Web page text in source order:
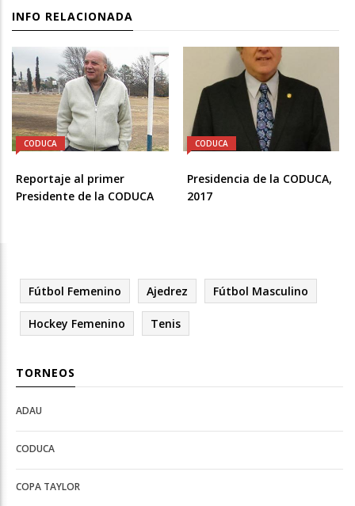
INFO RELACIONADA
CODUCA
Reportaje al primer
Presidente de la CODUCA
CODUCA
Presidencia de la CODUCA,
2017
Fútbol Femenino Ajedrez Fútbol Masculino
Hockey Femenino Tenis
TORNEOS
Open
Deportes
configuration
options
Open
configuration
options
ADAU
CODUCA
COPA TAYLOR